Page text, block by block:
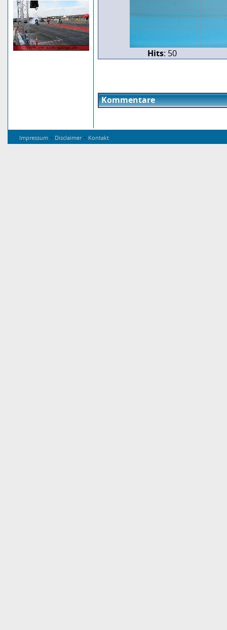
Hits: 50
Kommentare
Impressum - Disclaimer- Kontakt